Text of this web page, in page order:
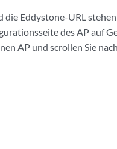
die Eddystone-URL
des AP auf
AP und scrollen Sie